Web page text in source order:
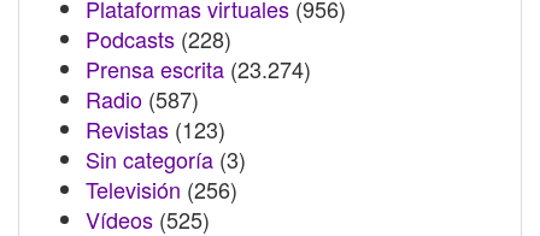
Plataformas virtuales (956)
Podcasts (228)
Prensa escrita (23.274)
Radio (587)
Revistas (123)
Sin categoría (3)
Televisión (256)
Vídeos (525)